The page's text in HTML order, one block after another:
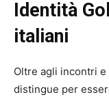
Identità
italiani
Oltre agli incontri
distingue per